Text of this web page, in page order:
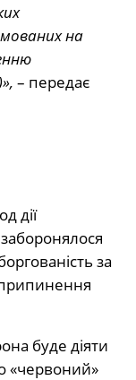
на
– передає
дії
за
буде діяти
«червоний»